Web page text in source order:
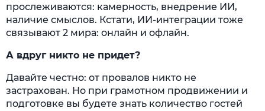
прослеживаются: камерность, внедрение ИИ,
наличие смыслов. Кстати, ИИ-интеграции тоже
связывают 2 мира: онлайн и офлайн.
А вдруг никто не придет?
Давайте честно: от провалов никто не
застрахован. Но при грамотном продвижении и
подготовке вы будете знать количество гостей